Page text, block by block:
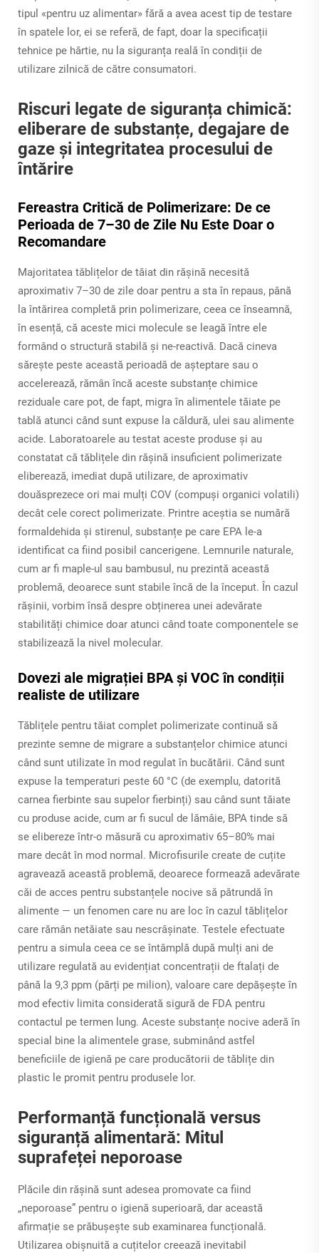
tipul «pentru uz alimentar» fără a avea acest tip de testare
în spatele lor, ei se referă, de fapt, doar la specificații
tehnice pe hârtie, nu la siguranța reală în condiții de
utilizare zilnică de către consumatori.
Riscuri legate de siguranța chimică:
eliberare de substanțe, degajare de
gaze și integritatea procesului de
întărire
Fereastra Critică de Polimerizare: De ce
Perioada de 7–30 de Zile Nu Este Doar o
Recomandare
Majoritatea tăblițelor de tăiat din rășină necesită
aproximativ 7–30 de zile doar pentru a sta în repaus, până
la întărirea completă prin polimerizare, ceea ce înseamnă,
în esență, că aceste mici molecule se leagă între ele
formând o structură stabilă și ne-reactivă. Dacă cineva
sărește peste această perioadă de așteptare sau o
accelerează, rămân încă aceste substanțe chimice
reziduale care pot, de fapt, migra în alimentele tăiate pe
tablă atunci când sunt expuse la căldură, ulei sau alimente
acide. Laboratoarele au testat aceste produse și au
constatat că tăblițele din rășină insuficient polimerizate
eliberează, imediat după utilizare, de aproximativ
douăsprezece ori mai mulți COV (compuși organici volatili)
decât cele corect polimerizate. Printre aceștia se numără
formaldehida și stirenul, substanțe pe care EPA le-a
identificat ca fiind posibil cancerigene. Lemnurile naturale,
cum ar fi maple-ul sau bambusul, nu prezintă această
problemă, deoarece sunt stabile încă de la început. În cazul
rășinii, vorbim însă despre obținerea unei adevărate
stabilități chimice doar atunci când toate componentele se
stabilizează la nivel molecular.
Dovezi ale migrației BPA și VOC în condiții
realiste de utilizare
Tăblițele pentru tăiat complet polimerizate continuă să
prezinte semne de migrare a substanțelor chimice atunci
când sunt utilizate în mod regulat în bucătării. Când sunt
expuse la temperaturi peste 60 °C (de exemplu, datorită
carnea fierbinte sau supelor fierbinți) sau când sunt tăiate
cu produse acide, cum ar fi sucul de lămâie, BPA tinde să
se elibereze într-o măsură cu aproximativ 65–80% mai
mare decât în mod normal. Microfisurile create de cuțite
agravează această problemă, deoarece formează adevărate
căi de acces pentru substanțele nocive să pătrundă în
alimente — un fenomen care nu are loc în cazul tăblițelor
care rămân netăiate sau nescrâșinate. Testele efectuate
pentru a simula ceea ce se întâmplă după mulți ani de
utilizare regulată au evidențiat concentrații de ftalați de
până la 9,3 ppm (părți pe milion), valoare care depășește în
mod efectiv limita considerată sigură de FDA pentru
contactul pe termen lung. Aceste substanțe nocive aderă în
special bine la alimentele grase, subminând astfel
beneficiile de igienă pe care producătorii de tăblițe din
plastic le promit pentru produsele lor.
Performanță funcțională versus
siguranță alimentară: Mitul
suprafeței neporoase
Plăcile din rășină sunt adesea promovate ca fiind
„neporoase” pentru o igienă superioară, dar această
afirmație se prăbușește sub examinarea funcțională.
Utilizarea obișnuită a cuțitelor creează inevitabil